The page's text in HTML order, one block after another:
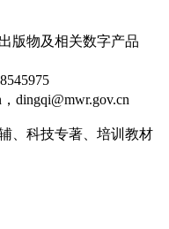
版物及相关数字产品
dingqi@mwr.gov.cn
、科技专著、培训教材